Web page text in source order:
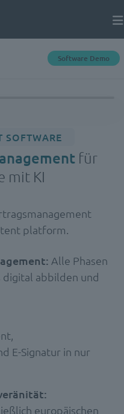
Software Demo
SOFTWARE
für
mit KI
platform.
Alle Phasen
digital abbilden und
E-Signatur in nur
europäischen